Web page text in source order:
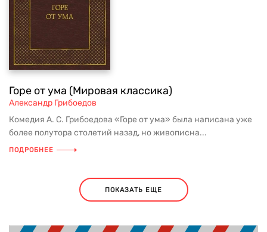
Горе от ума (Мировая классика)
Александр Грибоедов
Комедия А. С. Грибоедова «Горе от ума» была написана уже
более полутора столетий назад, но живописна...
ПОДРОБНЕЕ
ПОКАЗАТЬ ЕЩЕ